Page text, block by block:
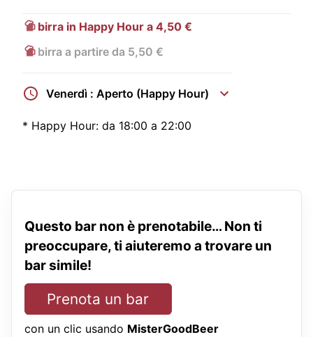
birra in Happy Hour a 4,50 €
birra a partire da 5,50 €
Venerdì : Aperto (Happy Hour)
* Happy Hour: da 18:00 a 22:00
Questo bar non è prenotabile… Non ti
preoccupare, ti aiuteremo a trovare un
bar simile!
Prenota un bar
con un clic usando MisterGoodBeer